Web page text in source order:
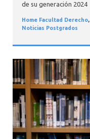
de su generación 2024
Home Facultad Derecho,
Noticias Postgrados